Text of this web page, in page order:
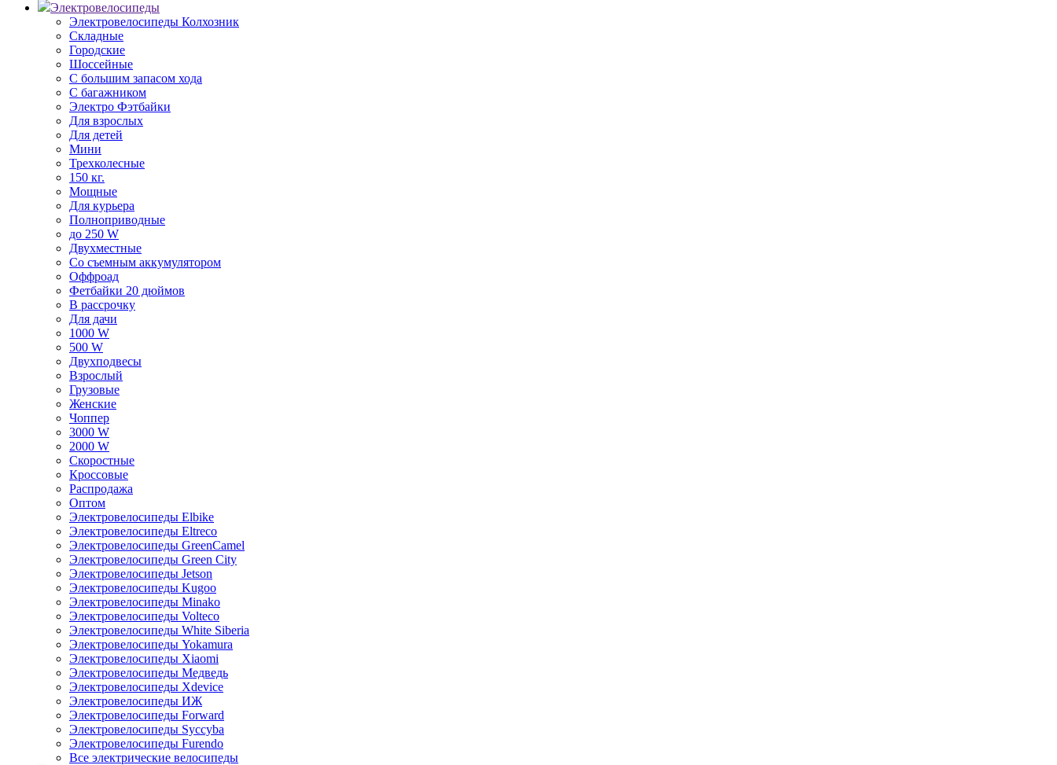
Электровелосипеды
Электровелосипеды Колхозник
Складные
Городские
Шоссейные
С большим запасом хода
С багажником
Электро Фэтбайки
Для взрослых
Для детей
Мини
Трехколесные
150 кг.
Мощные
Для курьера
Полноприводные
до 250 W
Двухместные
Со съемным аккумулятором
Оффроад
Фетбайки 20 дюймов
В рассрочку
Для дачи
1000 W
500 W
Двухподвесы
Взрослый
Грузовые
Женские
Чоппер
3000 W
2000 W
Скоростные
Кроссовые
Распродажа
Оптом
Электровелосипеды Elbike
Электровелосипеды Eltreco
Электровелосипеды GreenCamel
Электровелосипеды Green City
Электровелосипеды Jetson
Электровелосипеды Kugoo
Электровелосипеды Minako
Электровелосипеды Volteco
Электровелосипеды White Siberia
Электровелосипеды Yokamura
Электровелосипеды Xiaomi
Электровелосипеды Медведь
Электровелосипеды Xdevice
Электровелосипеды ИЖ
Электровелосипеды Forward
Электровелосипеды Syccyba
Электровелосипеды Furendo
Все электрические велосипеды